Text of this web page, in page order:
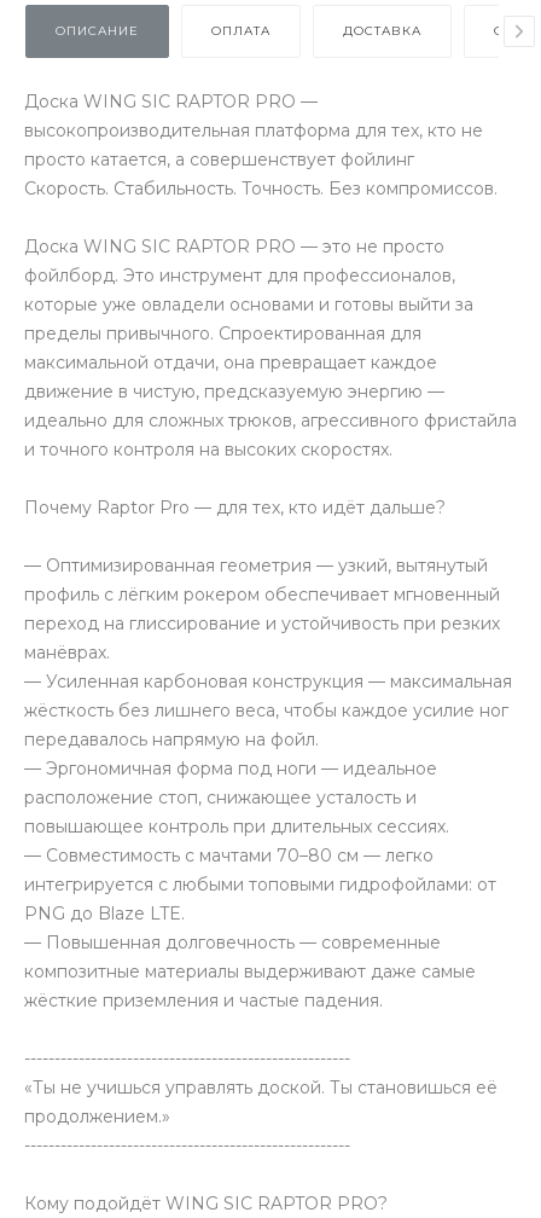
ОПИСАНИЕ ОПЛАТА ДОСТАВКА
Доска WING SIC RAPTOR PRO —
высокопроизводительная платформа для тех, кто не
просто катается, а совершенствует фойлинг
Скорость. Стабильность. Точность. Без компромиссов.
Доска WING SIC RAPTOR PRO — это не просто
фойлборд. Это инструмент для профессионалов,
которые уже овладели основами и готовы выйти за
пределы привычного. Спроектированная для
максимальной отдачи, она превращает каждое
движение в чистую, предсказуемую энергию —
идеально для сложных трюков, агрессивного фристайла
и точного контроля на высоких скоростях.
Почему Raptor Pro — для тех, кто идёт дальше?
— Оптимизированная геометрия — узкий, вытянутый
профиль с лёгким рокером обеспечивает мгновенный
переход на глиссирование и устойчивость при резких
манёврах.
— Усиленная карбоновая конструкция — максимальная
жёсткость без лишнего веса, чтобы каждое усилие ног
передавалось напрямую на фойл.
— Эргономичная форма под ноги — идеальное
расположение стоп, снижающее усталость и
повышающее контроль при длительных сессиях.
— Совместимость с мачтами 70–80 см — легко
интегрируется с любыми топовыми гидрофойлами: от
PNG до Blaze LTE.
— Повышенная долговечность — современные
композитные материалы выдерживают даже самые
жёсткие приземления и частые падения.
------------------------------------------------------
«Ты не учишься управлять доской. Ты становишься её
продолжением.»
------------------------------------------------------
Кому подойдёт WING SIC RAPTOR PRO?